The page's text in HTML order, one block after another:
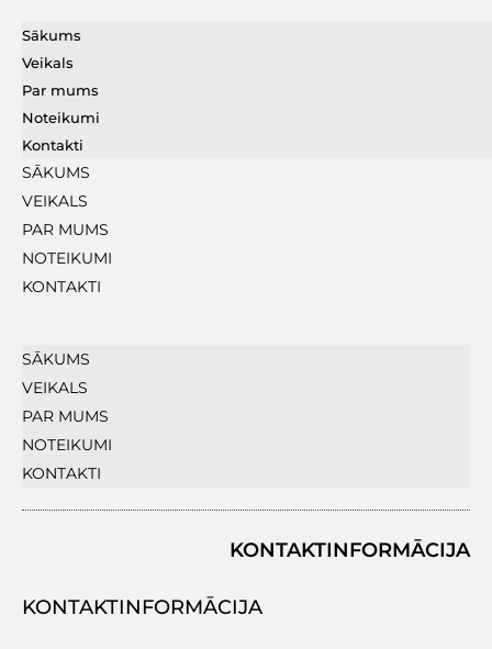
Sākums
Veikals
Par mums
Noteikumi
Kontakti
SĀKUMS
VEIKALS
PAR MUMS
NOTEIKUMI
KONTAKTI
SĀKUMS
VEIKALS
PAR MUMS
NOTEIKUMI
KONTAKTI
KONTAKTINFORMĀCIJA
KONTAKTINFORMĀCIJA